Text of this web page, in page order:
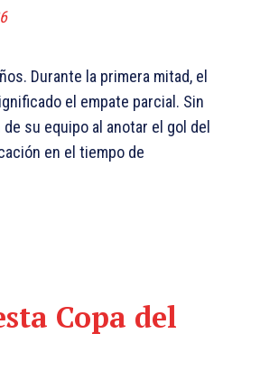
Durante la primera mitad, el
el empate parcial. Sin
su equipo al anotar el gol del
en el tiempo de
Copa del